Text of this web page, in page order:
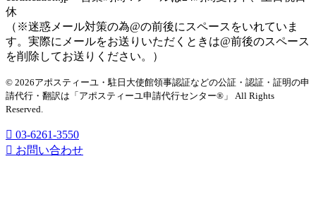
休
（※迷惑メール対策の為@の前後にスペースをいれていま
す。実際にメールをお送りいただくときは@前後のスペース
を削除してお送りください。）
© 2026アポスティーユ・駐日大使館領事認証などの公証・認証・証明の申
請代行・翻訳は「アポスティーユ申請代行センター®」 All Rights
Reserved.
03-6261-3550
お問い合わせ